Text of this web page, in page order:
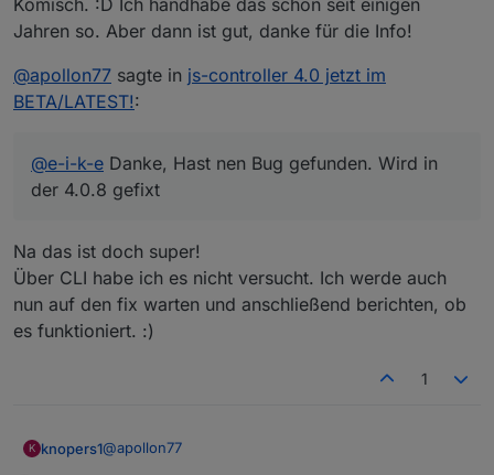
Komisch. :D Ich handhabe das schon seit einigen
Jahren so. Aber dann ist gut, danke für die Info!
@apollon77 sagte in js-controller 4.0 jetzt im
BETA/LATEST!:
@e-i-k-e Danke, Hast nen Bug gefunden. Wird in
der 4.0.8 gefixt
Na das ist doch super!
Über CLI habe ich es nicht versucht. Ich werde auch
nun auf den fix warten und anschließend berichten, ob
es funktioniert. :)
1
K knopers1@apollon77